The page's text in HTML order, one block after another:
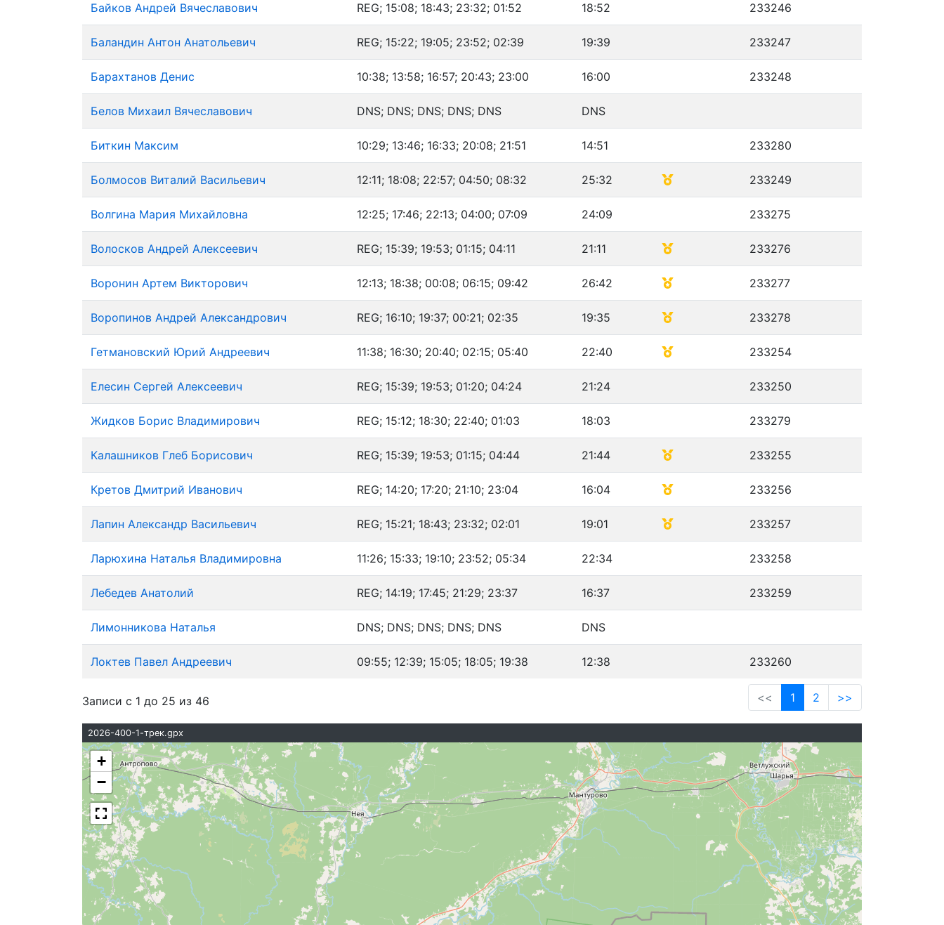
Байков Андрей Вячеславович REG; 15:08; 18:43; 23:32; 01:52 18:52 233246
Баландин Антон Анатольевич REG; 15:22; 19:05; 23:52; 02:39 19:39 233247
Барахтанов Денис 10:38; 13:58; 16:57; 20:43; 23:00 16:00 233248
Белов Михаил Вячеславович DNS; DNS; DNS; DNS; DNS DNS
Биткин Максим 10:29; 13:46; 16:33; 20:08; 21:51 14:51 233280
Болмосов Виталий Васильевич 12:11; 18:08; 22:57; 04:50; 08:32 25:32 233249
Волгина Мария Михайловна 12:25; 17:46; 22:13; 04:00; 07:09 24:09 233275
Волосков Андрей Алексеевич REG; 15:39; 19:53; 01:15; 04:11 21:11 233276
Воронин Артем Викторович 12:13; 18:38; 00:08; 06:15; 09:42 26:42 233277
Воропинов Андрей Александрович REG; 16:10; 19:37; 00:21; 02:35 19:35 233278
Гетмановский Юрий Андреевич 11:38; 16:30; 20:40; 02:15; 05:40 22:40 233254
Елесин Сергей Алексеевич REG; 15:39; 19:53; 01:20; 04:24 21:24 233250
Жидков Борис Владимирович REG; 15:12; 18:30; 22:40; 01:03 18:03 233279
Калашников Глеб Борисович REG; 15:39; 19:53; 01:15; 04:44 21:44 233255
Кретов Дмитрий Иванович REG; 14:20; 17:20; 21:10; 23:04 16:04 233256
Лапин Александр Васильевич REG; 15:21; 18:43; 23:32; 02:01 19:01 233257
Ларюхина Наталья Владимировна 11:26; 15:33; 19:10; 23:52; 05:34 22:34 233258
Лебедев Анатолий REG; 14:19; 17:45; 21:29; 23:37 16:37 233259
Лимонникова Наталья DNS; DNS; DNS; DNS; DNS DNS
Локтев Павел Андреевич 09:55; 12:39; 15:05; 18:05; 19:38 12:38 233260
Записи с 1 до 25 из 46 << 1 2 >>
2026-400-1-трек.gpx
+
−